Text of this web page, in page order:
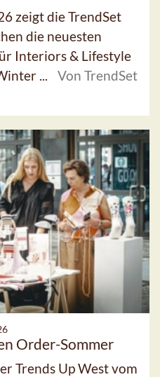
zeigt die TrendSet
die neuesten
Interiors & Lifestyle
...
Von TrendSet
Order-Sommer
Trends Up West vom